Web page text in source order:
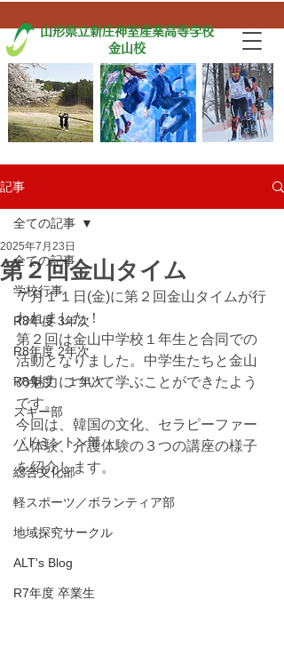
山形県立新庄神室産業高等学校
金山校
記事
全ての記事
学校行事
R8年度 3年次
R8年度 2年次
R8年度 １年次
スキー部
バドミントン部
総合文化部
軽スポーツ／ボランティア部
地域探究サークル
ALT's Blog
R7年度 卒業生
全ての記事
第２回金山タイム
2025年7月23日
７月１１日(金)に第２回金山タイムが行
われました！
第２回は金山中学校１年生と合同での
活動となりました。中学生たちと金山
の魅力について学ぶことができたよう
です。
今回は、韓国の文化、セラピーファー
ム体験、介護体験の３つの講座の様子
を紹介します。